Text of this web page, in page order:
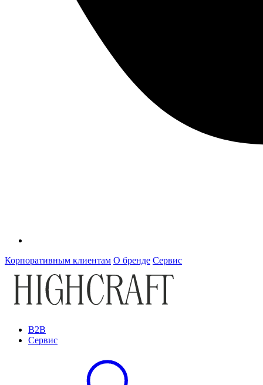
Корпоративным клиентам О бренде Сервис
B2B
Сервис